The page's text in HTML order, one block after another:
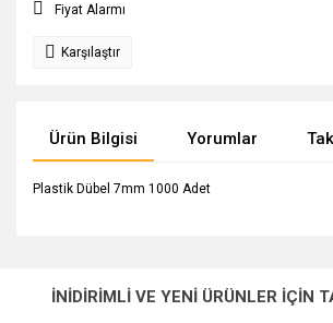
Fiyat Alarmı
Karşılaştır
Ürün Bilgisi Yorumlar
Plastik Dübel 7mm 1000 Adet
kullanarak tarafımıza iletebilirsiniz.
Görüş ve önerileriniz için teşekkür ederiz.
İNİDİRİMLİ VE YENİ ÜRÜNLER İÇİN